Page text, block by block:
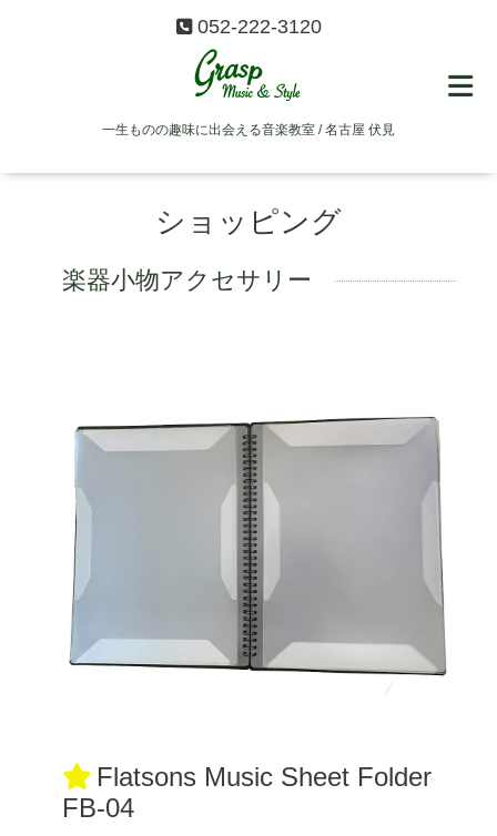
052-222-3120
一生ものの趣味に出会える音楽教室 / 名古屋 伏見
ショッピング
楽器小物アクセサリー
Flatsons Music Sheet Folder
FB-04